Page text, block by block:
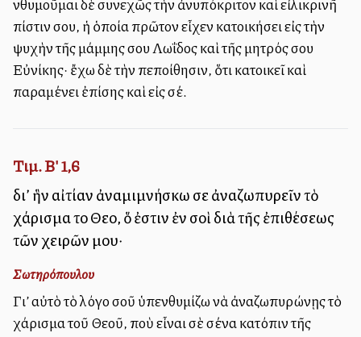
πίστιν σου, ἡ ὁποία πρῶτον εἶχεν κατοικήσει εἰς τὴν
ψυχὴν τῆς μάμμης σου Λωΐδος καὶ τῆς μητρός σου
Εὐνίκης· ἔχω δὲ τὴν πεποίθησιν, ὅτι κατοικεῖ καὶ
παραμένει ἐπίσης καὶ εἰς σέ.
Τιμ. Β' 1,6
δι’ ἣν αἰτίαν ἀναμιμνήσκω σε ἀναζωπυρεῖν τὸ
χάρισμα τοῦ Θεοῦ, ὅ ἐστιν ἐν σοὶ διὰ τῆς ἐπιθέσεως
τῶν χειρῶν μου·
Σωτηρόπουλου
Γι’ αὐτὸ τὸ λόγο σοῦ ὑπενθυμίζω νὰ ἀναζωπυρώνῃς τὸ
χάρισμα τοῦ Θεοῦ, ποὺ εἶναι σὲ σένα κατόπιν τῆς